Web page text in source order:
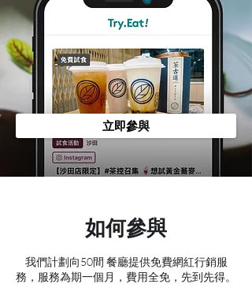
立即參與
​如何參與
我們計劃向50間 餐廳提供免費網紅行銷服
務，服務為期一個月，費用全免，先到先得。